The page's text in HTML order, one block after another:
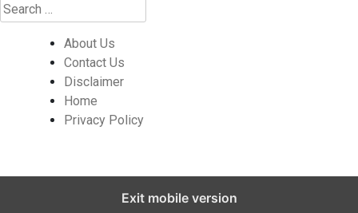
About Us
Contact Us
Disclaimer
Home
Privacy Policy
Exit mobile version